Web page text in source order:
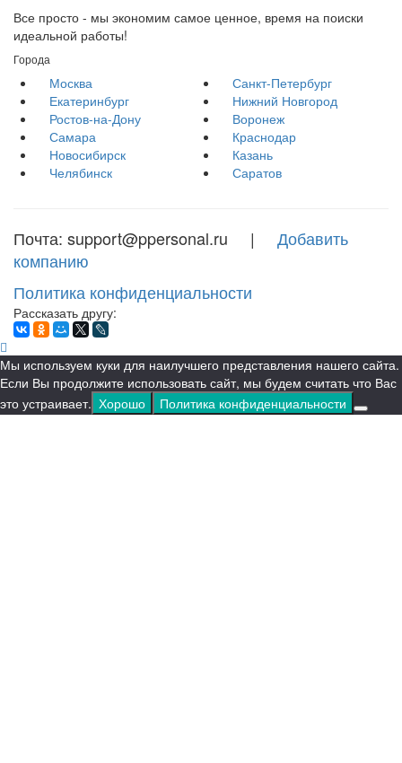
Все просто - мы экономим самое ценное, время на поиски
идеальной работы!
Города
Москва
Санкт-Петербург
Екатеринбург
Нижний Новгород
Ростов-на-Дону
Воронеж
Самара
Краснодар
Новосибирск
Казань
Челябинск
Саратов
Почта: support@ppersonal.ru | Добавить
компанию
Политика конфиденциальности
Рассказать другу:
Мы используем куки для наилучшего представления нашего сайта.
Если Вы продолжите использовать сайт, мы будем считать что Вас
это устраивает. Хорошо Политика конфиденциальности